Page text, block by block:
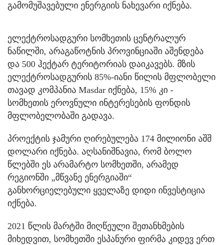
გამომუშავებული ენერგიის ნახევარი იქნება.
ელექტროსადგური სომხეთის ცენტრალურ
ნაწილში, არაგაწოტნის პროვინციაში აშენდება
და 500 ჰექტარ ტერიტორიას დაიკავებს. მზის
ელექტროსადგურის 85%-იანი წილის მფლობელი
თავად კომპანია Masdar იქნება, 15% კი -
სომხეთის ეროვნული ინტერესების ფონდის
მფლობელობაში გადავა.
პროექტის ჯამური ღირებულება 174 მილიონი აშშ
დოლარი იქნება. აღსანიშნავია, რომ ბოლო
წლებში ეს არამარტო სომხეთში, არამედ
რეგიონში „მწვანე ენერგიაში“
განხორციელებული ყველაზე დიდი ინვესტიცია
იქნება.
2021 წლის მარტში მიღწეული შეთანხმების
მიხედვით, სომხეთში ესპანური ფირმა კიდევ ერთ